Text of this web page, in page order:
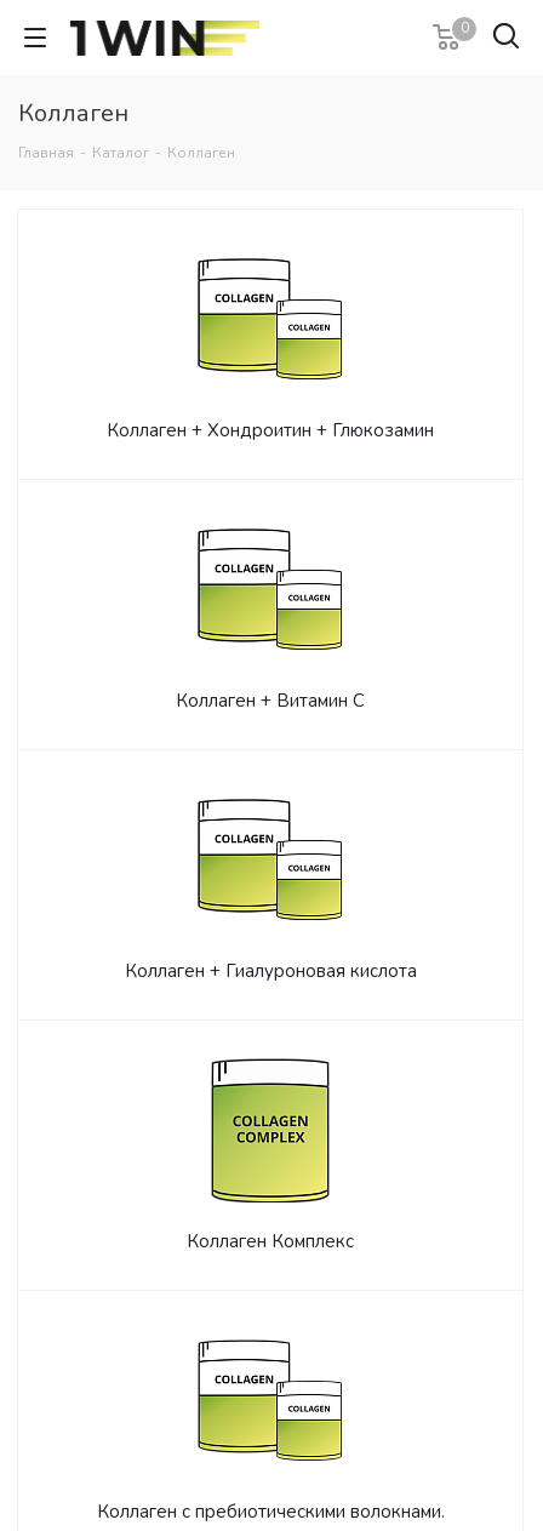
0
Коллаген
Главная - Каталог - Коллаген
Коллаген + Хондроитин + Глюкозамин
Коллаген + Витамин С
Коллаген + Гиалуроновая кислота
Коллаген Комплекс
Коллаген с пребиотическими волокнами.